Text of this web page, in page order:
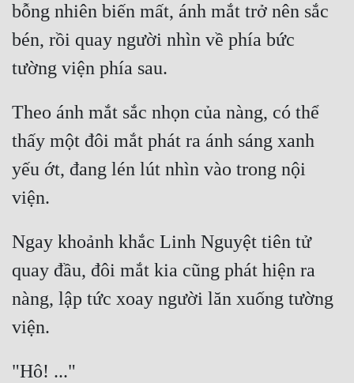
bỗng nhiên biến mất, ánh mắt trở nên sắc
bén, rồi quay người nhìn về phía bức
Theo ánh mắt sắc nhọn của nàng, có thể
thấy một đôi mắt phát ra ánh sáng xanh
yếu ớt, đang lén lút nhìn vào trong nội
Ngay khoảnh khắc Linh Nguyệt tiên tử
quay đầu, đôi mắt kia cũng phát hiện ra
nàng, lập tức xoay người lăn xuống tường